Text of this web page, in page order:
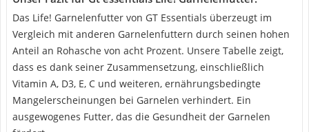
Das Life! Garnelenfutter von GT Essentials überzeugt im
Vergleich mit anderen Garnelenfuttern durch seinen hohen
Anteil an Rohasche von acht Prozent. Unsere Tabelle zeigt,
dass es dank seiner Zusammensetzung, einschließlich
Vitamin A, D3, E, C und weiteren, ernährungsbedingte
Mangelerscheinungen bei Garnelen verhindert. Ein
ausgewogenes Futter, das die Gesundheit der Garnelen